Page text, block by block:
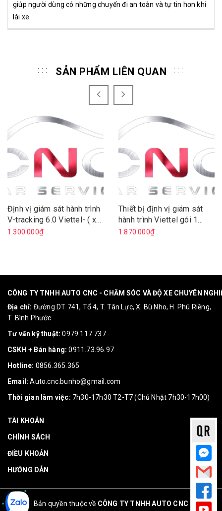
giúp người dùng có những chuyến đi an toàn và tự tin hơn khi
lái xe.
SẢN PHẨM LIÊN QUAN
Định vị giám sát hành trình
V-tracking 6.0 Viettel- ( xe
máy )
1.300.000₫
Thiết bị định vị giám sát
hành trình Viettel gói 1
năm ( oto)
1.870.000₫
CÔNG TY TNHH AUTO CNC - CHĂM SÓC VÀ ĐỘ XE CHUYÊN
Địa chỉ: Đường DT 741, Tổ 4, T. Tân Lực, X. Bù Nho, H. Phú Riềng,
T. Bình Phước
Tư vấn kỹ thuật: 0979.117.737
CSKH + Bán hàng: 0911.73.96.97
Hotline: 0856.365.365
Email: Auto.cnc.bunho@gmail.com
Thời gian làm việc: 7h30-17h30 T2-T7 (Chủ Nhật 7h30-17h00)
TÀI KHOẢN
CHÍNH SÁCH
ĐIỀU KHOẢN
HƯỚNG DẪN
Bản quyền thuộc về CÔNG TY TNHH AUTO CNC